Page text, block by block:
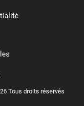
Tous droits réservés